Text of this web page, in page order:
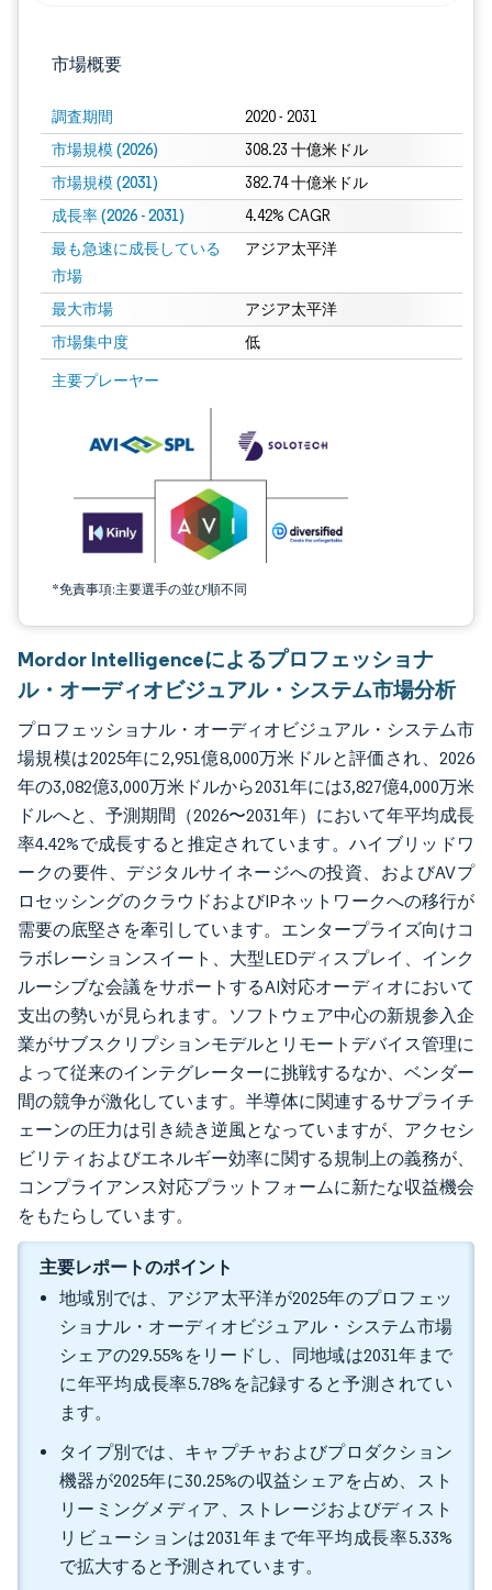
市場概要
調査期間 2020 - 2031
市場規模 (2026) 308.23 十億米ドル
市場規模 (2031) 382.74 十億米ドル
成長率 (2026 - 2031) 4.42% CAGR
最も急速に成長している
市場
アジア太平洋
最大市場 アジア太平洋
市場集中度 低
主要プレーヤー
*免責事項:主要選手の並び順不同
画像 © Mordor Intelligence。再利用にはCC BY 4.0の表示が必要です。
Mordor Intelligenceによるプロフェッショナ
ル・オーディオビジュアル・システム市場分析
プロフェッショナル・オーディオビジュアル・システム市
場規模は2025年に2,951億8,000万米ドルと評価され、2026
年の3,082億3,000万米ドルから2031年には3,827億4,000万米
ドルへと、予測期間（2026〜2031年）において年平均成長
率4.42%で成長すると推定されています。ハイブリッドワ
ークの要件、デジタルサイネージへの投資、およびAVプ
ロセッシングのクラウドおよびIPネットワークへの移行が
需要の底堅さを牽引しています。エンタープライズ向けコ
ラボレーションスイート、大型LEDディスプレイ、インク
ルーシブな会議をサポートするAI対応オーディオにおいて
支出の勢いが見られます。ソフトウェア中心の新規参入企
業がサブスクリプションモデルとリモートデバイス管理に
よって従来のインテグレーターに挑戦するなか、ベンダー
間の競争が激化しています。半導体に関連するサプライチ
ェーンの圧力は引き続き逆風となっていますが、アクセシ
ビリティおよびエネルギー効率に関する規制上の義務が、
コンプライアンス対応プラットフォームに新たな収益機会
をもたらしています。
主要レポートのポイント
地域別では、アジア太平洋が2025年のプロフェッ
ショナル・オーディオビジュアル・システム市場
シェアの29.55%をリードし、同地域は2031年まで
に年平均成長率5.78%を記録すると予測されてい
ます。
タイプ別では、キャプチャおよびプロダクション
機器が2025年に30.25%の収益シェアを占め、スト
リーミングメディア、ストレージおよびディスト
リビューションは2031年まで年平均成長率5.33%
で拡大すると予測されています。